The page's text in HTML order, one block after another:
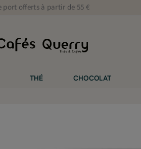
port offerts à partir de 55 €
THÉ CHOCOLAT